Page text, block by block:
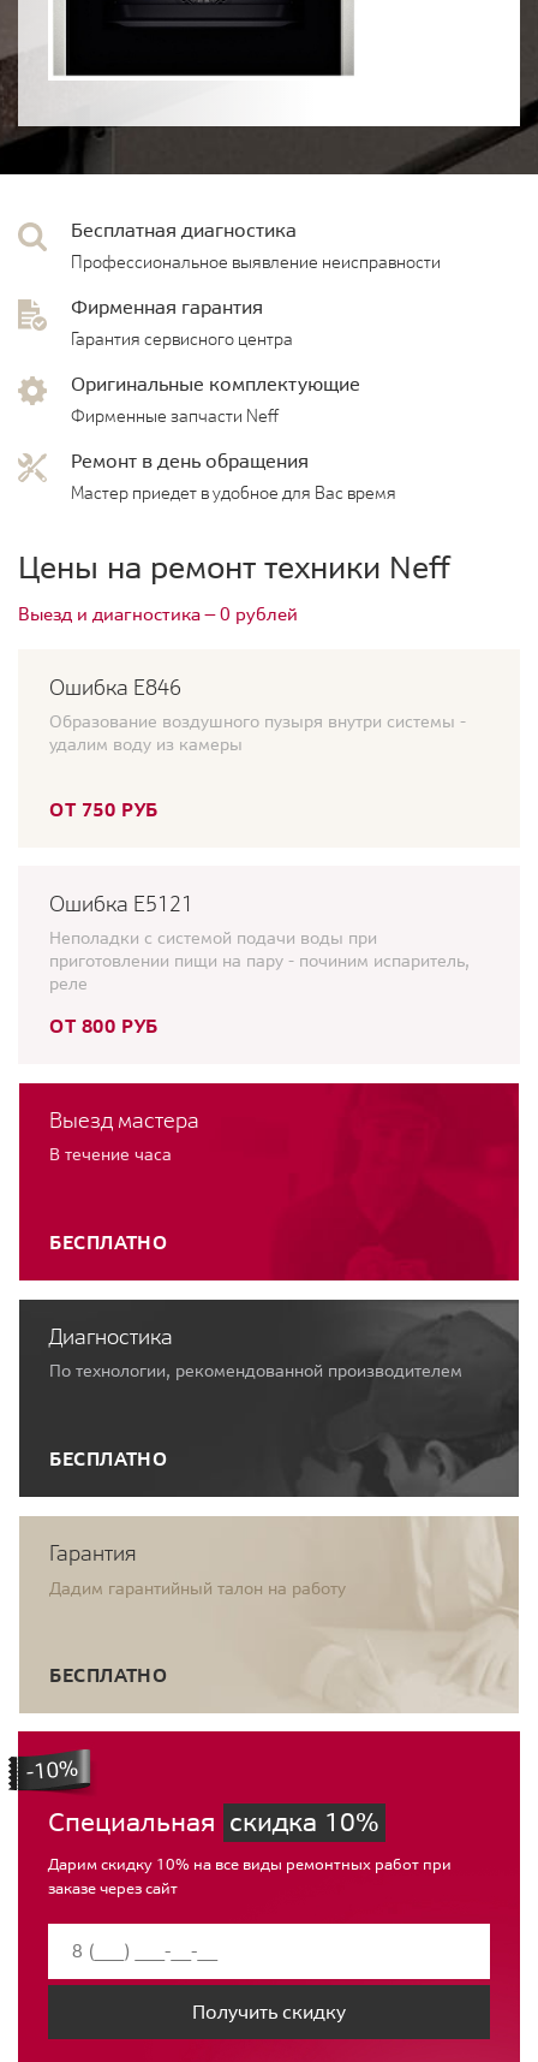
Бесплатная диагностика
Профессиональное выявление неисправности
Фирменная гарантия
Гарантия сервисного центра
Оригинальные комплектующие
Фирменные запчасти Neff
Ремонт в день обращения
Мастер приедет в удобное для Вас время
Цены на ремонт техники Neff
Выезд и диагностика — 0 рублей
Ошибка Е846
Образование воздушного пузыря внутри системы -
удалим воду из камеры
ОТ 750 РУБ
Ошибка E5121
Неполадки с системой подачи воды при
приготовлении пищи на пару - починим испаритель,
реле
ОТ 800 РУБ
Выезд мастера
В течение часа
БЕСПЛАТНО
Диагностика
По технологии, рекомендованной производителем
БЕСПЛАТНО
Гарантия
Дадим гарантийный талон на работу
БЕСПЛАТНО
Специальная скидка 10%
Дарим скидку 10% на все виды ремонтных работ при
заказе через сайт
Получить скидку